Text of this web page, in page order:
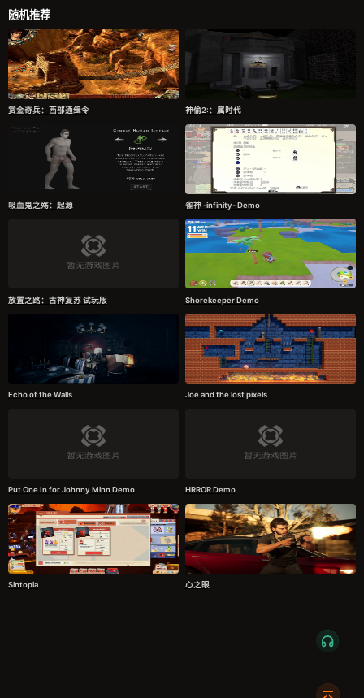
随机推荐
赏金奇兵：西部通缉令 神偷2:：属时代
吸血鬼之殇：起源 雀神 -infinity- Demo
放置之路：古神复苏 试玩版 Shorekeeper Demo
Echo of the Walls Joe and the lost pixels
Put One In for Johnny Minn Demo HRROR Demo
Sintopia 心之眼